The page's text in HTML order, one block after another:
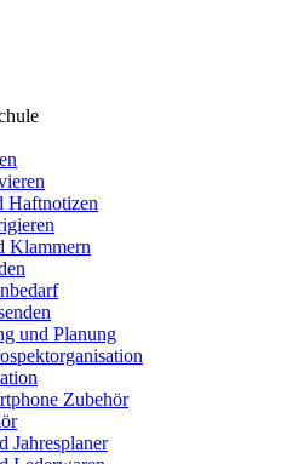
Haftnotizen
Klammern
und Planung
Zubehör
Jahresplaner